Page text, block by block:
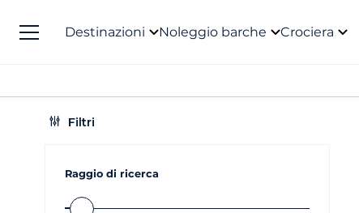
Destinazioni Noleggio barche Crociera
Filtri
Raggio di ricerca